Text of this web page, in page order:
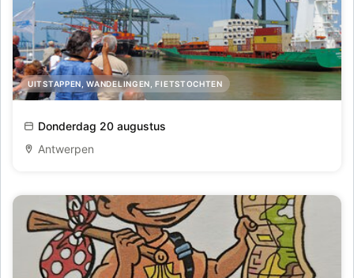
UITSTAPPEN, WANDELINGEN, FIETSTOCHTEN
Vaart naar het Deurganckdok
Donderdag 20 augustus
Antwerpen